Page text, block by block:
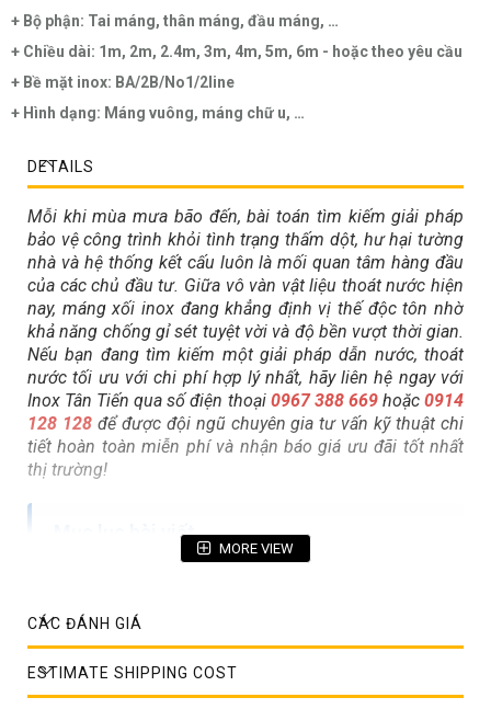
+ Bộ phận: Tai máng, thân máng, đầu máng, …
+ Chiều dài: 1m, 2m, 2.4m, 3m, 4m, 5m, 6m - hoặc theo yêu cầu
+ Bề mặt inox: BA/2B/No1/2line
+ Hình dạng: Máng vuông, máng chữ u, …
DETAILS
Mỗi khi mùa mưa bão đến, bài toán tìm kiếm giải pháp
bảo vệ công trình khỏi tình trạng thấm dột, hư hại tường
nhà và hệ thống kết cấu luôn là mối quan tâm hàng đầu
của các chủ đầu tư. Giữa vô vàn vật liệu thoát nước hiện
nay, máng xối inox đang khẳng định vị thế độc tôn nhờ
khả năng chống gỉ sét tuyệt vời và độ bền vượt thời gian.
Nếu bạn đang tìm kiếm một giải pháp dẫn nước, thoát
nước tối ưu với chi phí hợp lý nhất, hãy liên hệ ngay với
Inox Tân Tiến qua số điện thoại 0967 388 669hoặc0914
128 128để được đội ngũ chuyên gia tư vấn kỹ thuật chi
tiết hoàn toàn miễn phí và nhận báo giá ưu đãi tốt nhất
thị trường!
Mục lục bài viết
Tổng quan về máng xối inox và xu hướng thay thế
Máng xối inox là gì? Cấu tạo và nguyên lý hoạt
động hiệu quả
MORE VIEW
CÁC ĐÁNH GIÁ
ESTIMATE SHIPPING COST